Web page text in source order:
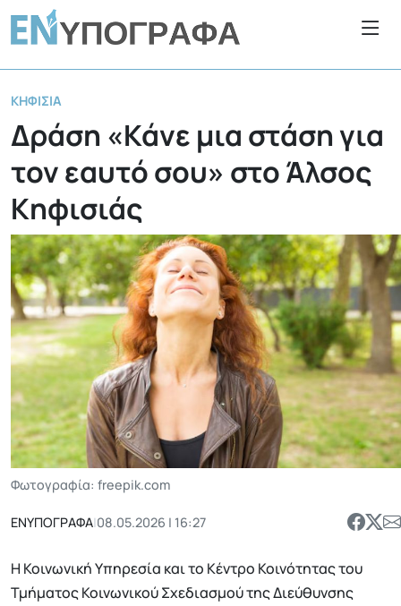
ΚΗΦΙΣΙΆ
Δράση «Κάνε μια στάση για
τον εαυτό σου» στο Άλσος
Κηφισιάς
Φωτογραφία: freepik.com
ΕΝΥΠΟΓΡΑΦΑ|08.05.2026 | 16:27
H Κοινωνική Υπηρεσία και το Κέντρο Κοινότητας του
Τμήματος Κοινωνικού Σχεδιασμού της Διεύθυνσης